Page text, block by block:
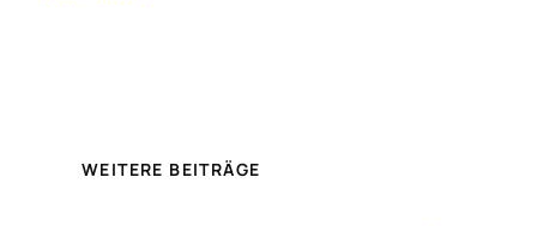
WEITERE BEITRÄGE